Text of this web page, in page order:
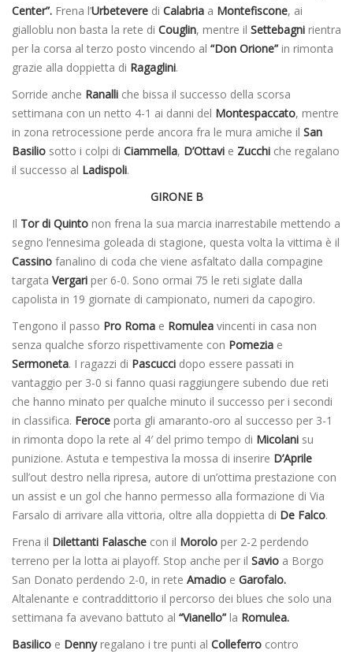
Center”. Frena l’Urbetevere di Calabria a Montefiscone, ai
gialloblu non basta la rete di Couglin, mentre il Settebagni rientra
per la corsa al terzo posto vincendo al “Don Orione” in rimonta
grazie alla doppietta di Ragaglini.
Sorride anche Ranalli che bissa il successo della scorsa
settimana con un netto 4-1 ai danni del Montespaccato, mentre
in zona retrocessione perde ancora fra le mura amiche il San
Basilio sotto i colpi di Ciammella, D’Ottavi e Zucchi che regalano
il successo al Ladispoli.
GIRONE B
Il Tor di Quinto non frena la sua marcia inarrestabile mettendo a
segno l’ennesima goleada di stagione, questa volta la vittima è il
Cassino fanalino di coda che viene asfaltato dalla compagine
targata Vergari per 6-0. Sono ormai 75 le reti siglate dalla
capolista in 19 giornate di campionato, numeri da capogiro.
Tengono il passo Pro Roma e Romulea vincenti in casa non
senza qualche sforzo rispettivamente con Pomezia e
Sermoneta. I ragazzi di Pascucci dopo essere passati in
vantaggio per 3-0 si fanno quasi raggiungere subendo due reti
che hanno minato per qualche minuto il successo per i secondi
in classifica. Feroce porta gli amaranto-oro al successo per 3-1
in rimonta dopo la rete al 4′ del primo tempo di Micolani su
punizione. Astuta e tempestiva la mossa di inserire D’Aprile
sull’out destro nella ripresa, autore di un’ottima prestazione con
un assist e un gol che hanno permesso alla formazione di Via
Farsalo di arrivare alla vittoria, oltre alla doppietta di De Falco.
Frena il Dilettanti Falasche con il Morolo per 2-2 perdendo
terreno per la lotta ai playoff. Stop anche per il Savio a Borgo
San Donato perdendo 2-0, in rete Amadio e Garofalo.
Altalenante e contraddittorio il percorso dei blues che solo una
settimana fa avevano battuto al “Vianello” la Romulea.
Basilico e Dennyregalano i tre punti al Colleferro contro